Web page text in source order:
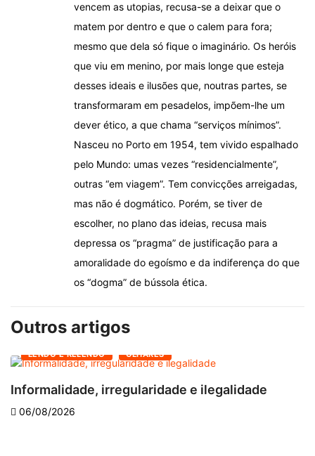
vencem as utopias, recusa-se a deixar que o
matem por dentro e que o calem para fora;
mesmo que dela só fique o imaginário. Os heróis
que viu em menino, por mais longe que esteja
desses ideais e ilusões que, noutras partes, se
transformaram em pesadelos, impõem-lhe um
dever ético, a que chama “serviços mínimos”.
Nasceu no Porto em 1954, tem vivido espalhado
pelo Mundo: umas vezes “residencialmente”,
outras “em viagem”. Tem convicções arreigadas,
mas não é dogmático. Porém, se tiver de
escolher, no plano das ideias, recusa mais
depressa os “pragma” de justificação para a
amoralidade do egoísmo e da indiferença do que
os “dogma” de bússola ética.
Outros artigos
LENDO E RELENDO OLHARES
Informalidade, irregularidade e ilegalidade
06/08/2026